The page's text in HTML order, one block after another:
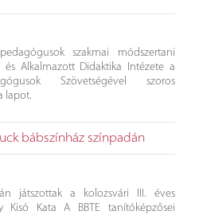
szakmai módszertani
és Alkalmazott Didaktika Intézete a
Szövetségével szoros
lapot.
bábszínház színpadán
játszottak a kolozsvári III. éves
Kisó Kata A BBTE tanítóképzősei